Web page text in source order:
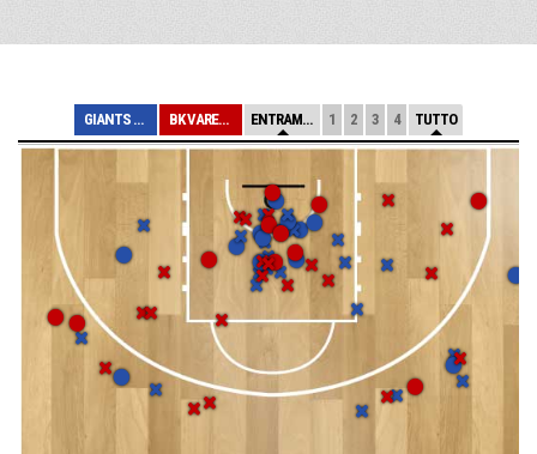
GIANTS MARGHERA BK VARESE 95 ENTRAMBE 1 2 3 4 TUTTO